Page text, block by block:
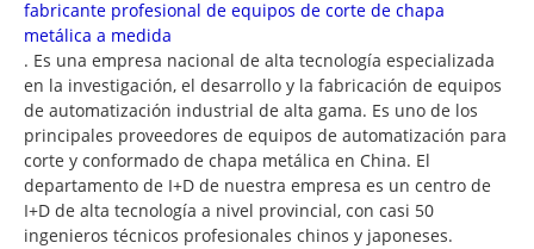
fabricante profesional de equipos de corte de chapa
metálica a medida
. Es una empresa nacional de alta tecnología especializada
en la investigación, el desarrollo y la fabricación de equipos
de automatización industrial de alta gama. Es uno de los
principales proveedores de equipos de automatización para
corte y conformado de chapa metálica en China. El
departamento de I+D de nuestra empresa es un centro de
I+D de alta tecnología a nivel provincial, con casi 50
ingenieros técnicos profesionales chinos y japoneses.